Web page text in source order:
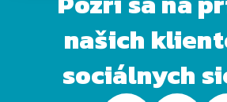
našich
sociálnych